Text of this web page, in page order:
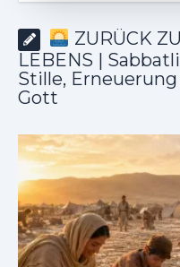
ZURÜCK
LEBENS |
Stille,
Gott